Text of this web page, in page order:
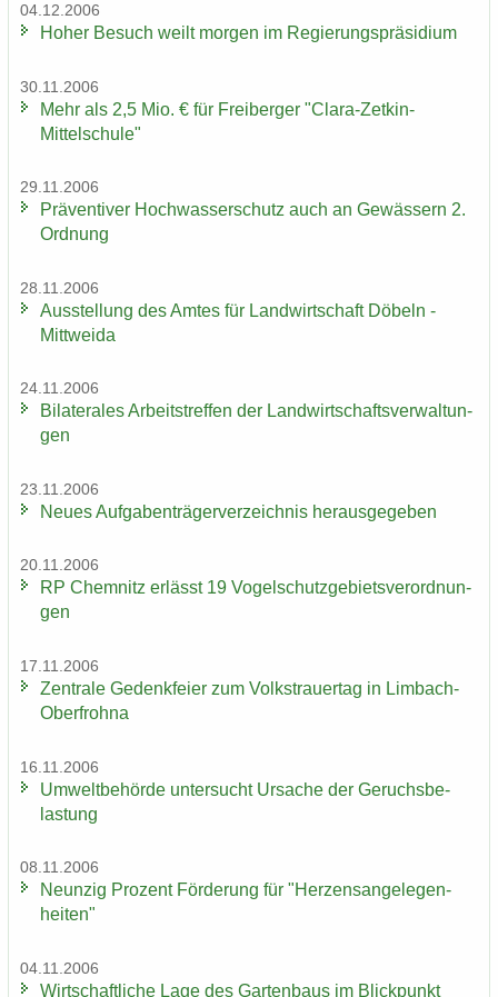
04.12.2006
Hoher Be­such weilt mor­gen im Re­gie­rungs­prä­si­di­um
30.11.2006
Mehr als 2,5 Mio. € für Frei­ber­ger "Clara-​Zetkin-
Mittelschule"
29.11.2006
Prä­ven­ti­ver Hoch­was­ser­schutz auch an Ge­wäs­sern 2.
Ord­nung
28.11.2006
Aus­stel­lung des Amtes für Land­wirt­schaft Dö­beln -
Mitt­wei­da
24.11.2006
Bi­la­te­ra­les Ar­beits­tref­fen der Land­wirt­schafts­ver­wal­tun­
gen
23.11.2006
Neues Auf­ga­ben­trä­ger­ver­zeich­nis her­aus­ge­ge­ben
20.11.2006
RP Chem­nitz er­lässt 19 Vo­gel­schutz­ge­biets­ver­ord­nun­
gen
17.11.2006
Zen­tra­le Ge­denk­fei­er zum Volks­trau­er­tag in Limbach-​
Oberfrohna
16.11.2006
Um­welt­be­hör­de un­ter­sucht Ur­sa­che der Ge­ruchs­be­
las­tung
08.11.2006
Neun­zig Pro­zent För­de­rung für "Her­zens­an­ge­le­gen­
hei­ten"
04.11.2006
Wirt­schaft­li­che Lage des Gar­ten­baus im Blick­punkt